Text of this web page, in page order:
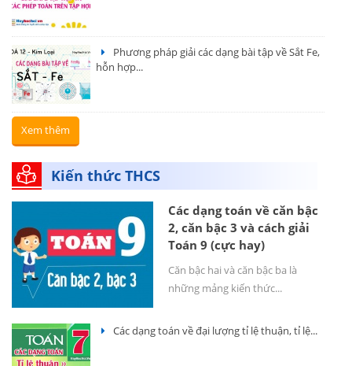
Phương pháp giải các dạng bài tập về Sắt Fe,
hỗn hợp...
Xem thêm
Kiến thức THCS
Các dạng toán về căn bậc
2, căn bậc 3 và cách giải
Toán 9 (cực hay)
Căn bậc hai và căn bậc ba là
những mảng kiến thức...
Các dạng toán về đại lượng tỉ lệ thuận, tỉ lệ...